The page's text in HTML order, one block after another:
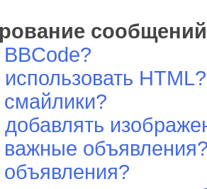
BBCode?
HTML?
смайлики?
важные
объявления?